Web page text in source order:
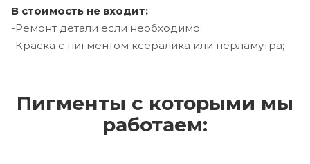
В стоимость не входит:
-Ремонт детали если необходимо;
-Краска с пигментом ксералика или перламутра;
Пигменты с которыми мы
работаем: